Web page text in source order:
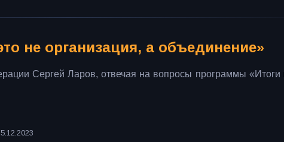
не организация, а объединение»
Сергей Ларов, отвечая на вопросы программы «Итоги